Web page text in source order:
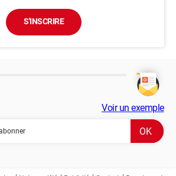
S'INSCRIRE
Voir un exemple